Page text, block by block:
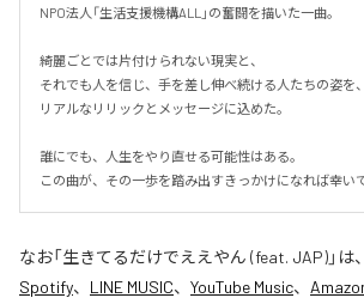
NPO法人「生活支援機構ALL」の奮闘を描いた一曲。
綺麗ごとでは片付けられない現実と、
それでも人を信じ、手を差し伸べ続ける人たちの姿を、
リアルなリリックとメッセージに込めた。
誰にでも、人生をやり直せる可能性はある。
この曲が、その一歩を踏み出すきっかけになれば幸いで
なお「生きてるだけでええやん (feat. JAP)」は、
Spotify、 LINE MUSIC、 YouTube Music、